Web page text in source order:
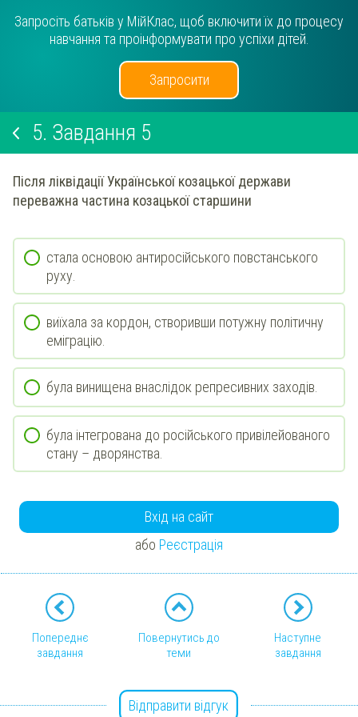
Запросіть батьків у МійКлас, щоб включити їх до процесу
навчання та проінформувати про успіхи дітей.
Запросити
5. Завдання 5
Після ліквідації Української козацької держави
переважна частина козацької старшини
стала основою антиросійського повстанського
руху.
виїхала за кордон, створивши потужну політичну
еміграцію.
була винищена внаслідок репресивних заходів.
була інтегрована до російського привілейованого
стану – дворянства.
Вхід на сайт
або Реєстрація
Попереднє
завдання
Повернутись до
теми
Наступне
завдання
Відправити відгук